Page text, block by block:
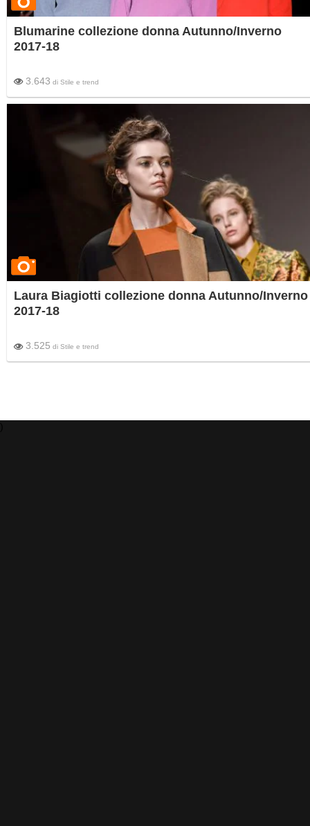
Blumarine collezione donna Autunno/Inverno
2017-18
3.643 di Stile e trend
Laura Biagiotti collezione donna Autunno/Inverno
2017-18
3.525 di Stile e trend